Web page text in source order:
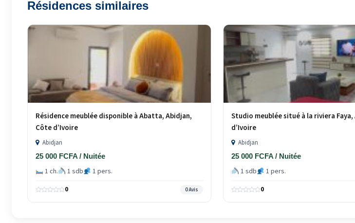
Résidences similaires
Résidence meublée disponible à Abatta, Abidjan,
Côte d’Ivoire
Abidjan
25 000 FCFA / Nuitée
1 ch. 1 sdb 1 pers.
0 0 Avis
Studio meublée situé à la riviera
d’Ivoire
Abidjan
25 000 FCFA / Nuitée
1 sdb 1 pers.
0